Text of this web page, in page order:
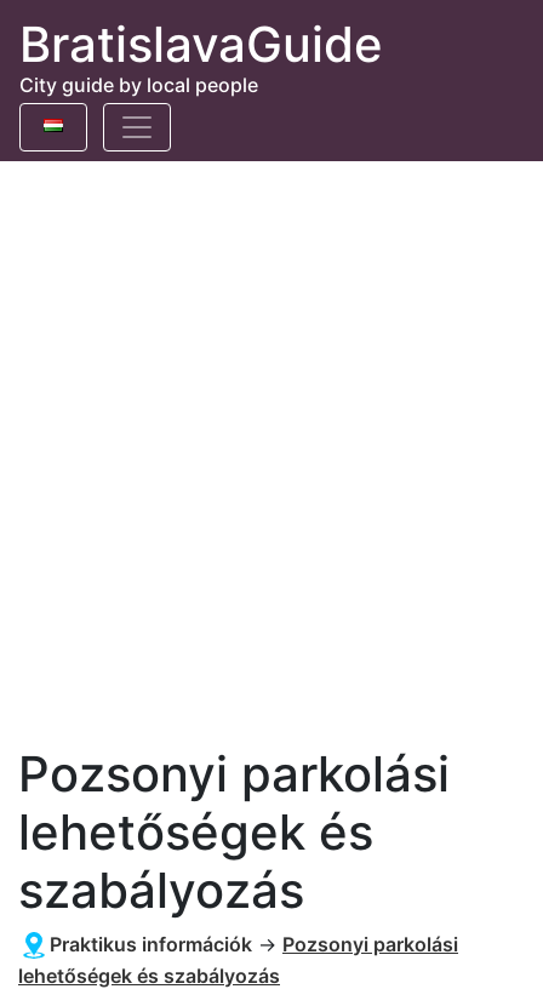
BratislavaGuide
City guide by local people
Pozsonyi parkolási
lehetőségek és
szabályozás
Praktikus információk → Pozsonyi parkolási
lehetőségek és szabályozás